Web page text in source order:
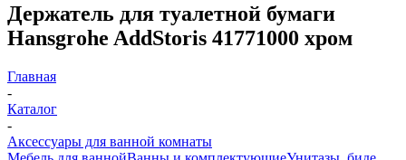
Держатель для туалетной бумаги
Hansgrohe AddStoris 41771000 хром
Главная
-
Каталог
-
Аксессуары для ванной комнаты